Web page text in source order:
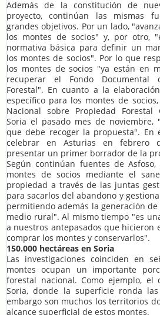
Además de la constitución de
proyecto, continúan las mismas
grandes objetivos. Por un lado,
los montes de socios" y, por otro,
normativa básica para definir un
los montes de socios". Por lo que
los montes de socios "ya están en
recuperar el Fondo Documental
Forestal". En cuanto a la
específico para los montes de
Nacional sobre Propiedad Forestal
Soria el pasado mes de noviembre,
que debe recoger la propuesta". En
celebrar en Asturias en febrero
presentar un primer borrador de la
Según continúan fuentes de
montes de socios mediante el
propiedad a través de las juntas
para sacarlos del abandono y
permitiendo además la generación
medio rural". Al mismo tiempo "es
a nuestros antepasados que hicieron
comprar los montes y conservarlos".
150.000 hectáreas en Soria
Las investigaciones coinciden en
montes ocupan un importante
forestal nacional. Como ejemplo,
Soria, donde la superficie ronda las
embargo son muchos los territorios
alcance superficial de estos montes.